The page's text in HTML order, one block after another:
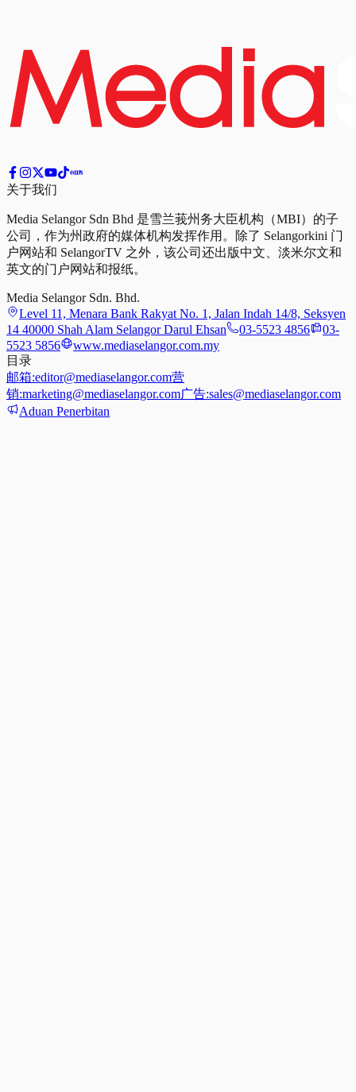
关于我们
Media Selangor Sdn Bhd 是雪兰莪州务大臣机构（MBI）的子
公司，作为州政府的媒体机构发挥作用。除了 Selangorkini 门
户网站和 SelangorTV 之外，该公司还出版中文、淡米尔文和
英文的门户网站和报纸。
Media Selangor Sdn. Bhd.
Level 11, Menara Bank Rakyat No. 1, Jalan Indah 14/8, Seksyen
14 40000 Shah Alam Selangor Darul Ehsan
03-5523 4856
03-
5523 5856
www.mediaselangor.com.my
目录
邮箱:editor@mediaselangor.com营
销:marketing@mediaselangor.com广告:sales@mediaselangor.com
Aduan Penerbitan